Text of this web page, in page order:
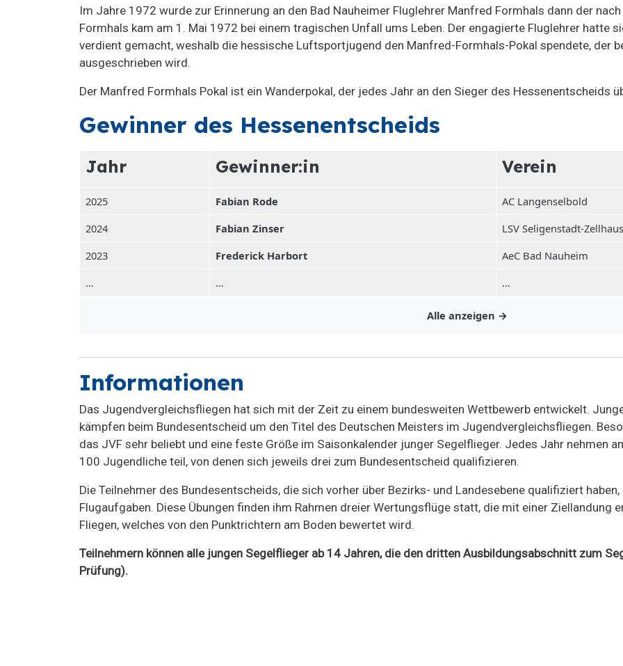
Im Jahre 1972 wurde zur Erinnerung an den Bad Nauheimer Fluglehrer Manfred Formhals dann der
Formhals kam am 1. Mai 1972 bei einem tragischen Unfall ums Leben. Der engagierte Fluglehrer hatte
verdient gemacht, weshalb die hessische Luftsportjugend den Manfred-Formhals-Pokal spendete, der
ausgeschrieben wird.
Der Manfred Formhals Pokal ist ein Wanderpokal, der jedes Jahr an den Sieger des Hessenentscheids
Gewinner des Hessenentscheids
Jahr Gewinner:in Verein
2025 Fabian Rode
AC Langenselbold
2024
Fabian Zinser
LSV Seligenstadt-
2023
Frederick Harbort
AeC Bad Nauheim
...
... ...
Alle anzeigen →
Informationen
Das Jugendvergleichsfliegen hat sich mit der Zeit zu einem bundesweiten Wettbewerb entwickelt.
kämpfen beim Bundesentscheid um den Titel des Deutschen Meisters im Jugendvergleichsfliegen.
das JVF sehr beliebt und eine feste Größe im Saisonkalender junger Segelflieger. Jedes Jahr nehmen
100 Jugendliche teil, von denen sich jeweils drei zum Bundesentscheid qualifizieren.
Die Teilnehmer des Bundesentscheids, die sich vorher über Bezirks- und Landesebene qualifiziert
Flugaufgaben. Diese Übungen finden ihm Rahmen dreier Wertungsflüge statt, die mit einer Ziellandung
Fliegen, welches von den Punktrichtern am Boden bewertet wird.
Teilnehmern können alle jungen Segelflieger ab 14 Jahren, die den dritten Ausbildungsabschnitt zum
Prüfung).